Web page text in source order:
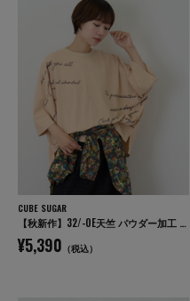
CUBE SUGAR
【秋新作】32/-OE天竺 パウダー加工 5分袖 ドルマン Tシャツ
¥5,390 （税込）